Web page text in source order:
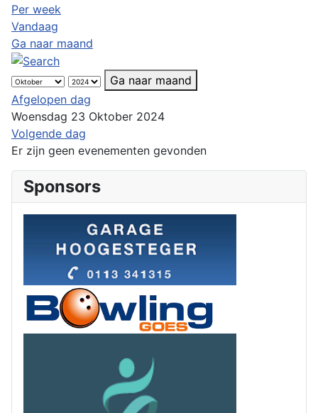
Per week
Vandaag
Ga naar maand
Ga naar maand
Afgelopen dag
Woensdag 23 Oktober 2024
Volgende dag
Er zijn geen evenementen gevonden
Sponsors